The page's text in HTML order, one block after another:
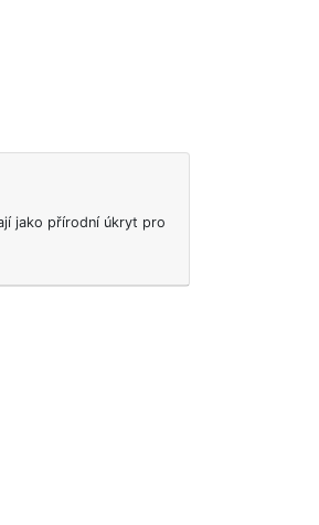
jako přírodní úkryt pro